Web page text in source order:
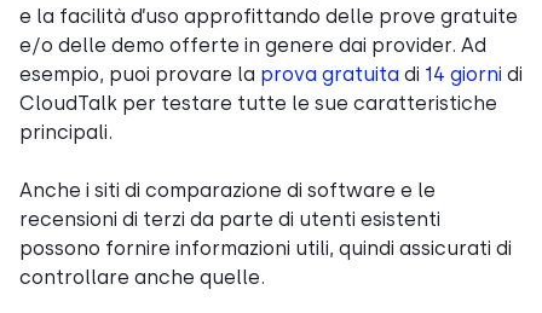
e la facilità d’uso approfittando delle prove gratuite
e/o delle demo offerte in genere dai provider. Ad
esempio, puoi provare la prova gratuita di 14 giorni di
CloudTalk per testare tutte le sue caratteristiche
principali.
Anche i siti di comparazione di software e le
recensioni di terzi da parte di utenti esistenti
possono fornire informazioni utili, quindi assicurati di
controllare anche quelle.